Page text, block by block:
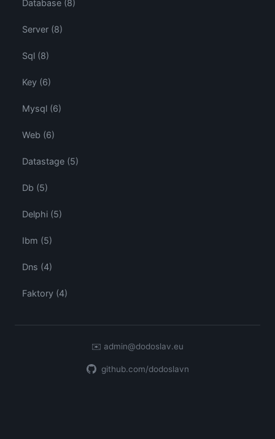
Database (8)
Server (8)
Sql (8)
Key (6)
Mysql (6)
Web (6)
Datastage (5)
Db (5)
Delphi (5)
Ibm (5)
Dns (4)
Faktory (4)
✉️ admin@dodoslav.eu
github.com/dodoslavn